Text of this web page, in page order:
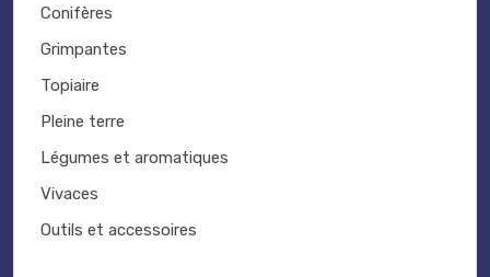
Conifères
Grimpantes
Topiaire
Pleine terre
Légumes et aromatiques
Vivaces
Outils et accessoires